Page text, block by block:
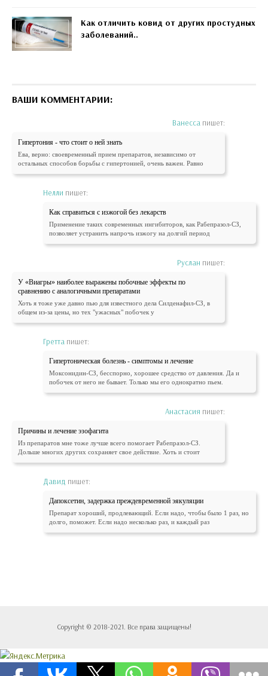
Как отличить ковид от других простудных
заболеваний..
ВАШИ КОММЕНТАРИИ:
Ванесса пишет:
Гипертония - что стоит о ней знать
Ева, верно: своевременный прием препаратов, независимо от
остальных способов борьбы с гипертонией, очень важен. Равно
Нелли пишет:
Как справиться с изжогой без лекарств
Применение таких современных ингибиторов, как Рабепразол-СЗ,
позволяет устранить напрочь изжогу на долгий период
Руслан пишет:
У «Виагры» наиболее выражены побочные эффекты по
сравнению с аналогичными препаратами
Хоть я тоже уже давно пью для известного дела Силденафил-СЗ, в
общем из-за цены, но тех "ужасных" побочек у
Гретта пишет:
Гипертоническая болезнь - симптомы и лечение
Моксонидин-СЗ, бесспорно, хорошее средство от давления. Да и
побочек от него не бывает. Только мы его однократно пьем.
Анастасия пишет:
Причины и лечение эзофагита
Из препаратов мне тоже лучше всего помогает Рабепразол-СЗ.
Дольше многих других сохраняет свое действие. Хоть и стоит
Давид пишет:
Дапоксетин, задержка преждевременной эякуляции
Препарат хороший, продлевающий. Если надо, чтобы было 1 раз, но
долго, поможет. Если надо несколько раз, и каждый раз
Copyright © 2018-2021. Все права защищены!